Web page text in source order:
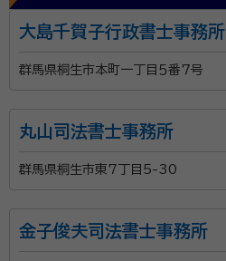
大島千賀子行政書士事務所
群馬県桐生市本町一丁目５番７号
丸山司法書士事務所
群馬県桐生市東7丁目5-30
金子俊夫司法書士事務所